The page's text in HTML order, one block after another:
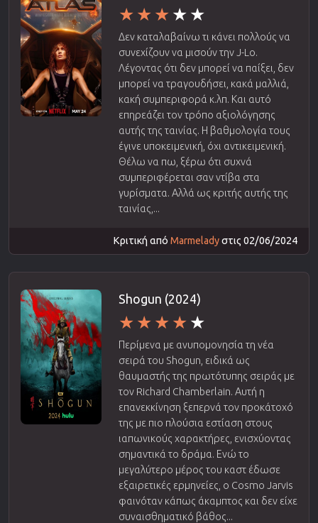
Δεν καταλαβαίνω τι κάνει πολλούς να
συνεχίζουν να μισούν την J-Lo.
Λέγοντας ότι δεν μπορεί να παίξει, δεν
μπορεί να τραγουδήσει, κακά μαλλιά,
κακή συμπεριφορά κ.λπ. Και αυτό
επηρεάζει τον τρόπο αξιολόγησης
αυτής της ταινίας. Η βαθμολογία τους
έγινε υποκειμενική, όχι αντικειμενική.
Θέλω να πω, ξέρω ότι συχνά
συμπεριφέρεται σαν ντίβα στα
γυρίσματα. Αλλά ως κριτής αυτής της
ταινίας,...
Κριτική από Marmeladyστις 02/06/2024
Shogun (2024)
Περίμενα με ανυπομονησία τη νέα
σειρά του Shogun, ειδικά ως
θαυμαστής της πρωτότυπης σειράς με
τον Richard Chamberlain. Αυτή η
επανεκκίνηση ξεπερνά τον προκάτοχό
της με πιο πλούσια εστίαση στους
ιαπωνικούς χαρακτήρες, ενισχύοντας
σημαντικά το δράμα. Ενώ το
μεγαλύτερο μέρος του καστ έδωσε
εξαιρετικές ερμηνείες, ο Cosmo Jarvis
φαινόταν κάπως άκαμπτος και δεν είχε
συναισθηματικό βάθος...